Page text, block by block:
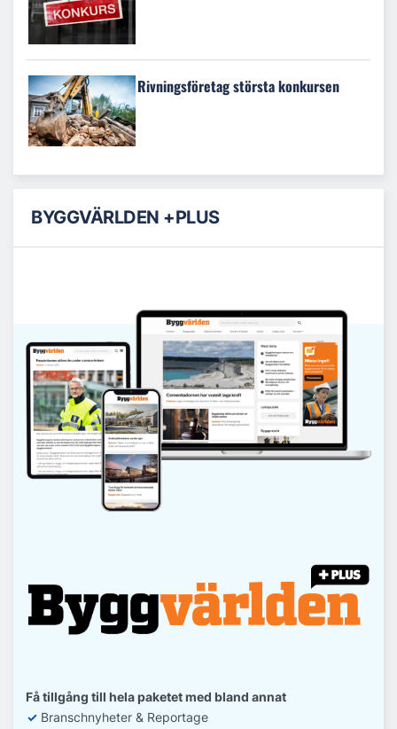
Rivningsföretag största konkursen
BYGGVÄRLDEN +PLUS
Få tillgång till hela paketet med bland annat
✓ Branschnyheter & Reportage